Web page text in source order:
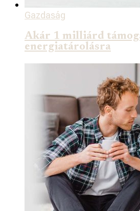
Gazdaság
Akár 1 milliárd
energiatárolásra